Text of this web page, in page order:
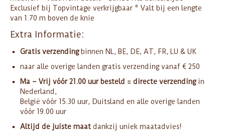
Exclusief bij Topvintage verkrijgbaar * Valt bij een lengte
van 1.70 m boven de knie
Extra Informatie:
Gratis verzendingbinnen NL, BE, DE, AT, FR, LU & UK
naar alle overige landen gratis verzending vanaf € 250
Ma – Vrij vóór 21.00 uur besteld = directe verzendingin
Nederland,
België vóór 15.30 uur, Duitsland en alle overige landen
vóór 19.00 uur
Altijd de juiste maat dankzij uniek maatadvies!